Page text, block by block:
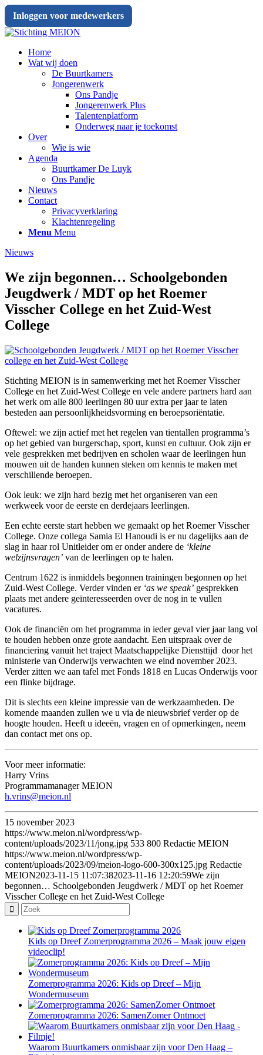
Inloggen voor medewerkers
Home
Wat wij doen
De Buurtkamers
Jongerenwerk
Ons Pandje
Jongerenwerk Plus
Talentenplatform
Onderweg naar je toekomst
Over
Wie is wie
Agenda
Buurtkamer De Luyk
Ons Pandje
Nieuws
Contact
Privacyverklaring
Klachtenregeling
Menu Menu
Nieuws
We zijn begonnen… Schoolgebonden
Jeugdwerk / MDT op het Roemer
Visscher College en het Zuid-West
College
Stichting MEION is in samenwerking met het Roemer Visscher
College en het Zuid-West College en vele andere partners hard aan
het werk om alle 800 leerlingen 80 uur extra per jaar te laten
besteden aan persoonlijkheidsvorming en beroepsoriëntatie.
Oftewel: we zijn actief met het regelen van tientallen programma’s
op het gebied van burgerschap, sport, kunst en cultuur. Ook zijn er
vele gesprekken met bedrijven en scholen waar de leerlingen hun
mouwen uit de handen kunnen steken om kennis te maken met
verschillende beroepen.
Ook leuk: we zijn hard bezig met het organiseren van een
werkweek voor de eerste en derdejaars leerlingen.
Een echte eerste start hebben we gemaakt op het Roemer Visscher
College. Onze collega Samia El Hanoudi is er nu dagelijks aan de
slag in haar rol Unitleider om er onder andere de ‘kleine
welzijnsvragen’ van de leerlingen op te halen.
Centrum 1622 is inmiddels begonnen trainingen begonnen op het
Zuid-West College. Verder vinden er ‘as we speak’ gesprekken
plaats met andere geïnteresseerden over de nog in te vullen
vacatures.
Ook de financiën om het programma in ieder geval vier jaar lang vol
te houden hebben onze grote aandacht. Een uitspraak over de
financiering vanuit het traject Maatschappelijke Diensttijd door het
ministerie van Onderwijs verwachten we eind november 2023.
Verder zitten we aan tafel met Fonds 1818 en Lucas Onderwijs voor
een flinke bijdrage.
Dit is slechts een kleine impressie van de werkzaamheden. De
komende maanden zullen we u via de nieuwsbrief verder op de
hoogte houden. Heeft u ideeën, vragen en of opmerkingen, neem
dan contact met ons op.
Voor meer informatie:
Harry Vrins
Programmamanager MEION
h.vrins@meion.nl
15 november 2023
https://www.meion.nl/wordpress/wp-
content/uploads/2023/11/jong.jpg 533 800 Redactie MEION
https://www.meion.nl/wordpress/wp-
content/uploads/2023/09/meion-logo-600-300x125.jpg Redactie
MEION2023-11-15 11:07:382023-11-16 12:20:59We zijn
begonnen… Schoolgebonden Jeugdwerk / MDT op het Roemer
Visscher College en het Zuid-West College
Kids op Dreef Zomerprogramma 2026 – Maak jouw eigen
videoclip!
Zomerprogramma 2026: Kids op Dreef – Mijn
Wondermuseum
Zomerprogramma 2026: SamenZomer Ontmoet
Waarom Buurtkamers onmisbaar zijn voor Den Haag –